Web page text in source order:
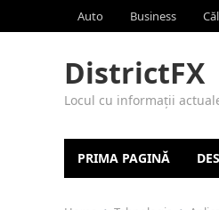
Auto Business
DistrictFX
Locul cu informații
PRIMA PAGINĂ